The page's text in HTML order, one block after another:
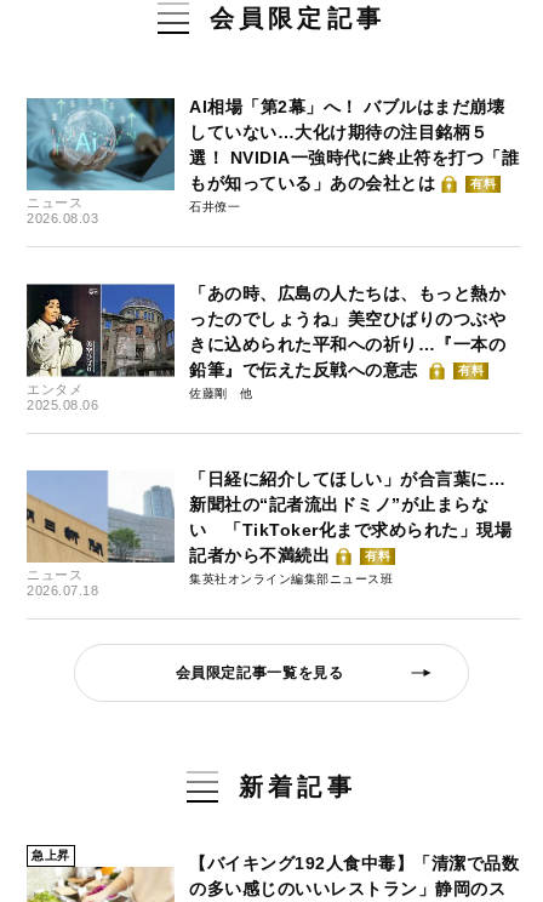
会員限定記事
ニュース
2026.08.03
AI相場「第2幕」へ！ バブルはまだ崩壊
していない…大化け期待の注目銘柄５
選！ NVIDIA一強時代に終止符を打つ「誰
もが知っている」あの会社とは
有料
石井僚一
エンタメ
2025.08.06
「あの時、広島の人たちは、もっと熱か
ったのでしょうね」美空ひばりのつぶや
きに込められた平和への祈り…『一本の
鉛筆』で伝えた反戦への意志
有料
佐藤剛
ニュース
2026.07.18
「日経に紹介してほしい」が合言葉に…
新聞社の“記者流出ドミノ”が止まらな
い 「TikToker化まで求められた」現場
記者から不満続出
有料
集英社オンライン編集部ニュース班
会員限定記事一覧を見る
新着記事
急上昇
【バイキング192人食中毒】「清潔で品数
の多い感じのいいレストラン」静岡のス